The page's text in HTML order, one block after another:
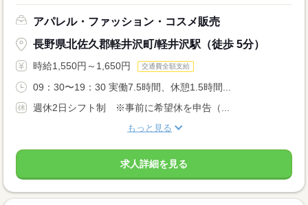
アパレル・ファッション・コスメ販売
長野県北佐久郡軽井沢町/軽井沢駅（徒歩 5分）
時給1,550円～1,650円 交通費全額支給
09：30〜19：30 実働7.5時間、休憩1.5時間...
週休2日シフト制 ※事前に希望休を申告（...
もっと見る
求人詳細を見る